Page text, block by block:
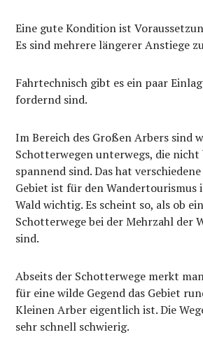
Eine gute Kondition ist
Es sind mehrere längerer Anstiege
Fahrtechnisch gibt es ein paar
fordernd sind.
Im Bereich des Großen Arbers sind
Schotterwegen unterwegs, die nicht
spannend sind. Das hat
Gebiet ist für den Wandertourismus
Wald wichtig. Es scheint so, als ob
Schotterwege bei der Mehrzahl der
sind.
Abseits der Schotterwege merkt
für eine wilde Gegend das Gebiet
Kleinen Arber eigentlich ist. Die
sehr schnell schwierig.